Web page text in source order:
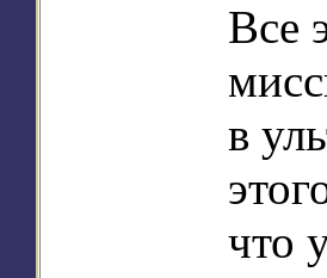
Все
в
что